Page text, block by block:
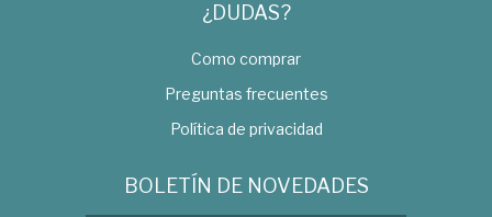
¿DUDAS?
Como comprar
Preguntas frecuentes
Política de privacidad
BOLETÍN DE NOVEDADES